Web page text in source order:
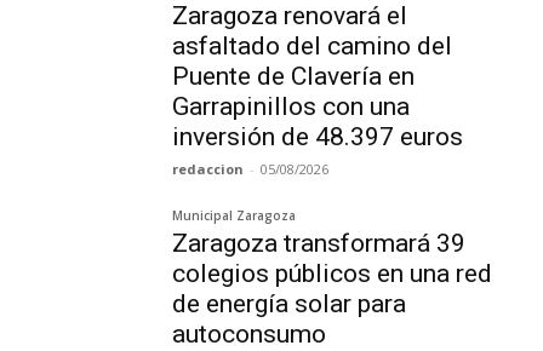
Zaragoza renovará el
asfaltado del camino del
Puente de Clavería en
Garrapinillos con una
inversión de 48.397 euros
redaccion - 05/08/2026
Municipal Zaragoza
Zaragoza transformará 39
colegios públicos en una red
de energía solar para
autoconsumo